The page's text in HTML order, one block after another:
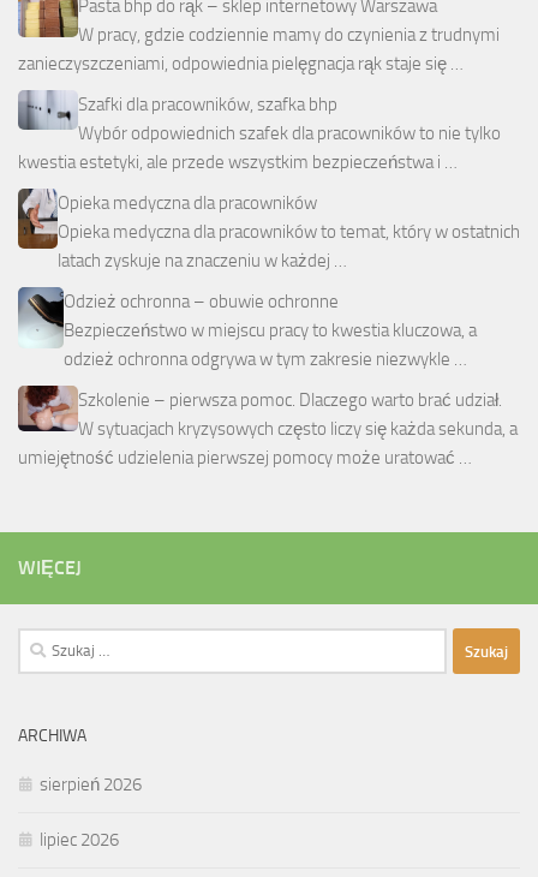
Pasta bhp do rąk – sklep internetowy Warszawa
W pracy, gdzie codziennie mamy do czynienia z trudnymi
zanieczyszczeniami, odpowiednia pielęgnacja rąk staje się …
Szafki dla pracowników, szafka bhp
Wybór odpowiednich szafek dla pracowników to nie tylko
kwestia estetyki, ale przede wszystkim bezpieczeństwa i …
Opieka medyczna dla pracowników
Opieka medyczna dla pracowników to temat, który w ostatnich
latach zyskuje na znaczeniu w każdej …
Odzież ochronna – obuwie ochronne
Bezpieczeństwo w miejscu pracy to kwestia kluczowa, a
odzież ochronna odgrywa w tym zakresie niezwykle …
Szkolenie – pierwsza pomoc. Dlaczego warto brać udział.
W sytuacjach kryzysowych często liczy się każda sekunda, a
umiejętność udzielenia pierwszej pomocy może uratować …
WIĘCEJ
Szukaj:
ARCHIWA
sierpień 2026
lipiec 2026